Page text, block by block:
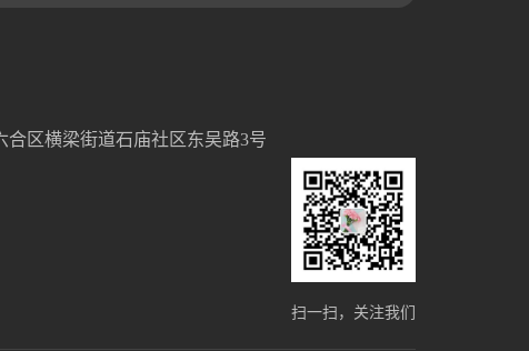
合区横梁街道石庙社区东吴路3号
扫一扫，关注我们